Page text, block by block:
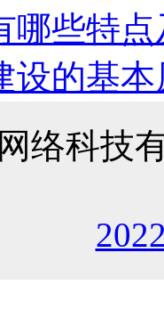
哪些特
设的基本
络科